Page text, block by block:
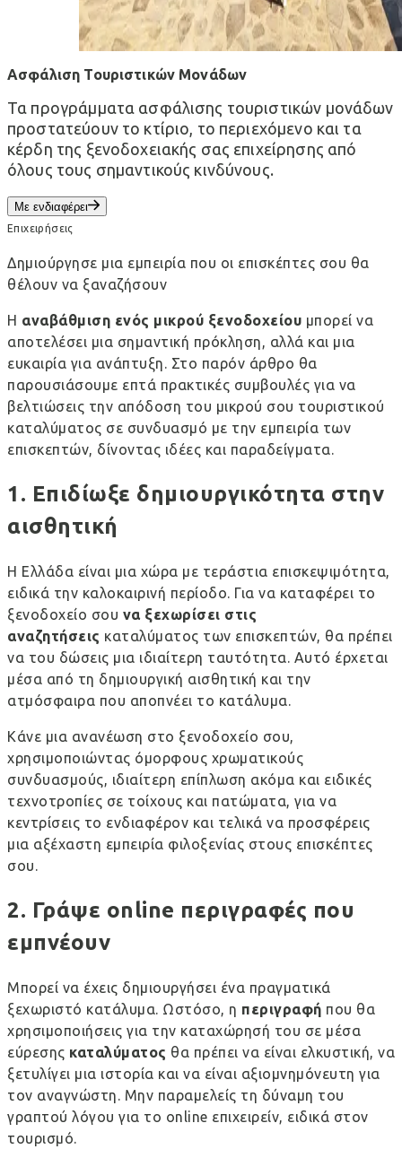
Ασφάλιση Τουριστικών Μονάδων
Τα προγράμματα ασφάλισης τουριστικών μονάδων
προστατεύουν το κτίριο, το περιεχόμενο και τα
κέρδη της ξενοδοχειακής σας επιχείρησης από
όλους τους σημαντικούς κινδύνους.
Με ενδιαφέρει
Επιχειρήσεις
Δημιούργησε μια εμπειρία που οι επισκέπτες σου θα
θέλουν να ξαναζήσουν
Η αναβάθμιση ενός μικρού ξενοδοχείου μπορεί να
αποτελέσει μια σημαντική πρόκληση, αλλά και μια
ευκαιρία για ανάπτυξη. Στο παρόν άρθρο θα
παρουσιάσουμε επτά πρακτικές συμβουλές για να
βελτιώσεις την απόδοση του μικρού σου τουριστικού
καταλύματος σε συνδυασμό με την εμπειρία των
επισκεπτών, δίνοντας ιδέες και παραδείγματα.
1. Επιδίωξε δημιουργικότητα στην
αισθητική
Η Ελλάδα είναι μια χώρα με τεράστια επισκεψιμότητα,
ειδικά την καλοκαιρινή περίοδο. Για να καταφέρει το
ξενοδοχείο σου να ξεχωρίσει στις
αναζητήσεις καταλύματος των επισκεπτών, θα πρέπει
να του δώσεις μια ιδιαίτερη ταυτότητα. Αυτό έρχεται
μέσα από τη δημιουργική αισθητική και την
ατμόσφαιρα που αποπνέει το κατάλυμα.
Κάνε μια ανανέωση στο ξενοδοχείο σου,
χρησιμοποιώντας όμορφους χρωματικούς
συνδυασμούς, ιδιαίτερη επίπλωση ακόμα και ειδικές
τεχνοτροπίες σε τοίχους και πατώματα, για να
κεντρίσεις το ενδιαφέρον και τελικά να προσφέρεις
μια αξέχαστη εμπειρία φιλοξενίας στους επισκέπτες
σου.
2. Γράψε online περιγραφές που
εμπνέουν
Μπορεί να έχεις δημιουργήσει ένα πραγματικά
ξεχωριστό κατάλυμα. Ωστόσο, η περιγραφή που θα
χρησιμοποιήσεις για την καταχώρησή του σε μέσα
εύρεσης καταλύματος θα πρέπει να είναι ελκυστική, να
ξετυλίγει μια ιστορία και να είναι αξιομνημόνευτη για
τον αναγνώστη. Μην παραμελείς τη δύναμη του
γραπτού λόγου για το online επιχειρείν, ειδικά στον
τουρισμό.